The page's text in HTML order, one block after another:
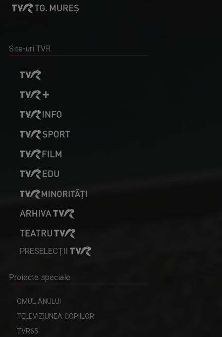
Site-uri TVR
PRESELECȚII
Proiecte speciale
OMUL ANULUI
TELEVIZIUNEA COPIILOR
TVR65